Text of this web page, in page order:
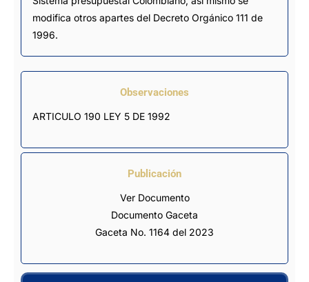
modifica otros apartes del Decreto Orgánico 111 de
1996.
Observaciones
ARTICULO 190 LEY 5 DE 1992
Publicación
Ver Documento
Documento Gaceta
Gaceta No. 1164 del 2023